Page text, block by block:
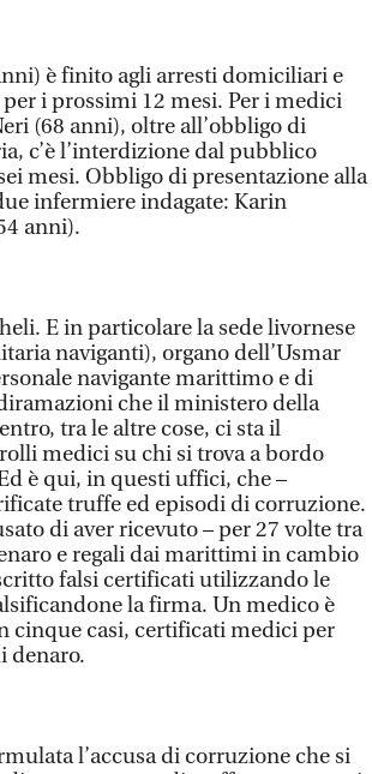
è finito agli arresti domiciliari e
i prossimi 12 mesi. Per i medici
(68 anni), oltre all’obbligo di
c’è l’interdizione dal pubblico
mesi. Obbligo di presentazione alla
infermiere indagate: Karin
anni).
E in particolare la sede livornese
naviganti), organo dell’Usmar
navigante marittimo e di
che il ministero della
tra le altre cose, ci sta il
medici su chi si trova a bordo
è qui, in questi uffici, che –
truffe ed episodi di corruzione.
di aver ricevuto – per 27 volte tra
e regali dai marittimi in cambio
falsi certificati utilizzando le
la firma. Un medico è
cinque casi, certificati medici per
denaro.
l’accusa di corruzione che si